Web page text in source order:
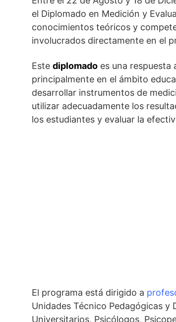
el Diplomado en Medición y
conocimientos teóricos y
involucrados directamente en el
Este diplomado es una respuesta
principalmente en el ámbito
desarrollar instrumentos de
utilizar adecuadamente los
los estudiantes y evaluar la
El programa está dirigido a
Unidades Técnico Pedagógicas
Universitarios, Psicólogos,